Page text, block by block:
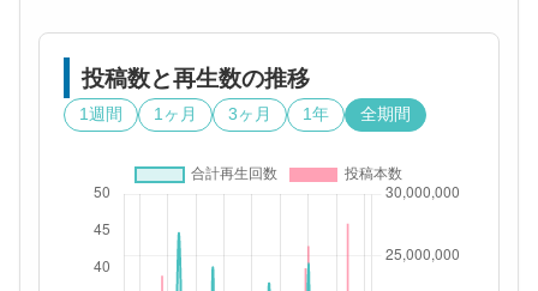
投稿数と再生数の推移
1週間 1ヶ月 3ヶ月 1年 全期間